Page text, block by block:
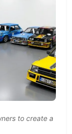
to create a